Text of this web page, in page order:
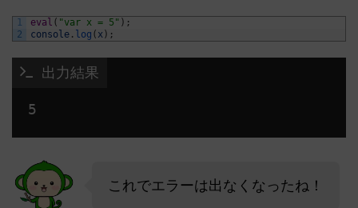
1
2
eval ( "var x = 5" ) ;
console . log ( x ) ;
出力結果
これでエラーは出なくなったね！